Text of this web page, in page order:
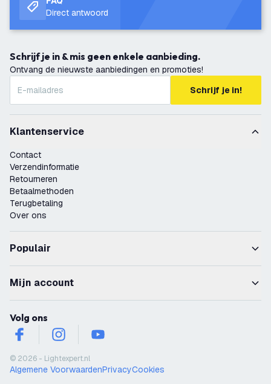
Direct antwoord
Schrijf je in & mis geen enkele aanbieding.
Ontvang de nieuwste aanbiedingen en promoties!
Schrijf je in!
Klantenservice
Contact
Verzendinformatie
Retourneren
Betaalmethoden
Terugbetaling
Over ons
Populair
Mijn account
Volg ons
facebookinstagramyoutube
© 2026 - Lightexpert.nl
Algemene VoorwaardenPrivacyCookies